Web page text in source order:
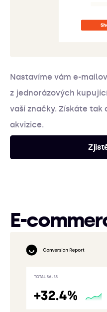
Nastavíme vám e-
z jednorázových
vaší značky. Získáte tak
akvizice.
E-